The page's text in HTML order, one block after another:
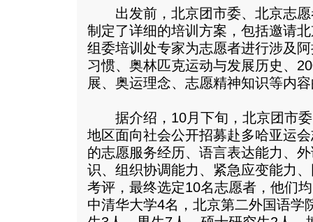
出发前，北京团市委、北京志愿
制定了详细的培训方案，包括邀请
组委培训处专家为志愿者进行涉及
习惯、奥林匹克运动与发展历史、
展、奥运理念、志愿精神知识等内
据介绍，10月下旬，北京团市委
地区面向社会公开招募赴多哈亚运
的志愿服务经历、语言表达能力、
识、组织协调能力、紧急应变能力
考评，最终选定10名志愿者，他们
中清华大学4名，北京第二外国语学